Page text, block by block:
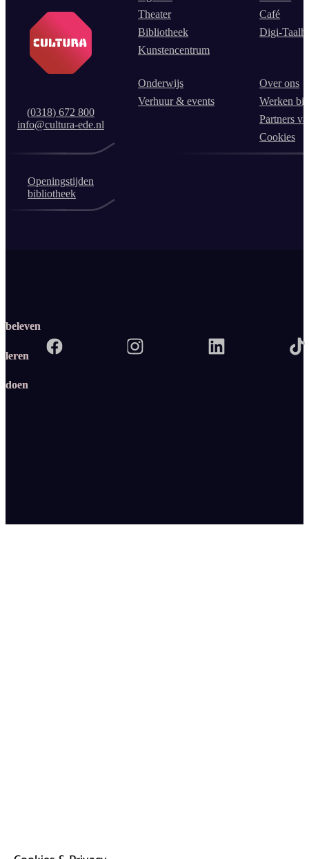
(0318) 672 800
info@cultura-ede.nl
Theater
Bibliotheek
Kunstencentrum
Café
Digi-
Onderwijs
Verhuur & events
Over ons
Werken
Partners
Cookies
Openingstijden
bibliotheek
beleven
leren
doen